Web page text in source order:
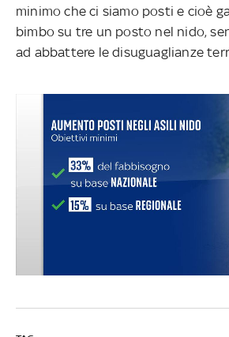
minimo che ci siamo posti e cioè
bimbo su tre un posto nel nido,
ad abbattere le disuguaglianze